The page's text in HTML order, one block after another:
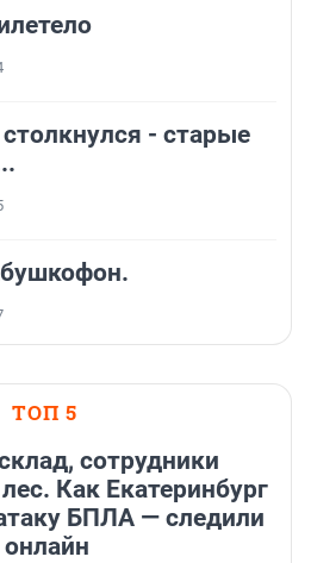
- старые
ТОП 5
сотрудники
Как Екатеринбург
БПЛА — следили